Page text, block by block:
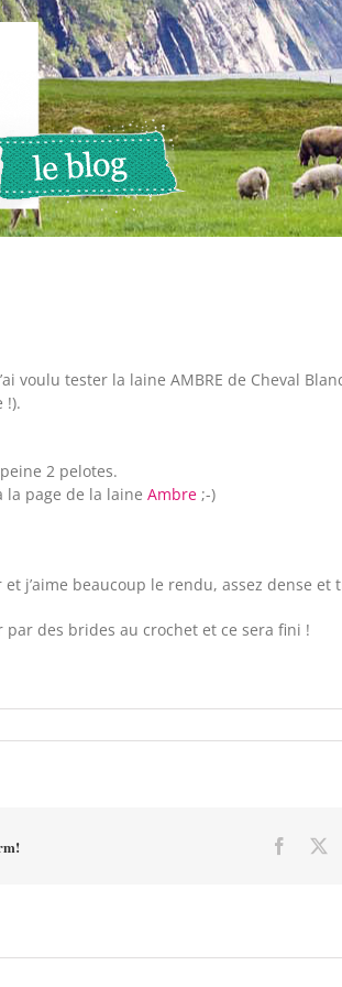
voulu tester la laine AMBRE de Cheval
!).
2 pelotes.
la page de la laine Ambre ;-)
j’aime beaucoup le rendu, assez dense et
des brides au crochet et ce sera fini !